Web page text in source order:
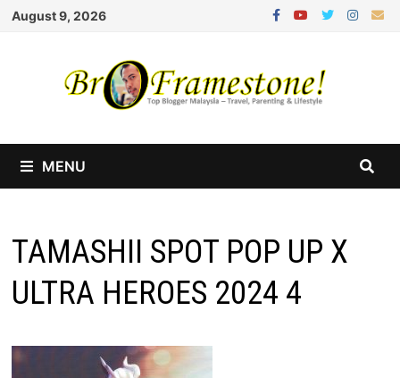
Skip
August 9, 2026
MENU
TAMASHII SPOT POP UP X
ULTRA HEROES 2024 4